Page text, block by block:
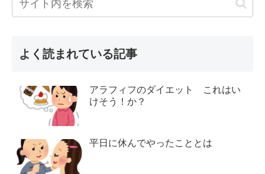
よく読まれている記事
アラフィフのダイエット これはい
けそう！か？
平日に休んでやったこととは